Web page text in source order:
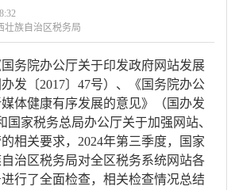
壮族自治区税务局
务院办公厅关于印发政府网站发展
发〔2017〕47号）、《国务院办公
体健康有序发展的意见》（国办发
国家税务总局办公厅关于加强网站、
相关要求，2024年第三季度，国家
治区税务局对全区税务系统网站各
行了全面检查，相关检查情况总结